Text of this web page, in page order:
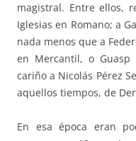
magistral. Entre ellos,
Iglesias en Romano; a
nada menos que a
en Mercantil, o Guasp
cariño a Nicolás Pérez
aquellos tiempos, de
En esa época eran